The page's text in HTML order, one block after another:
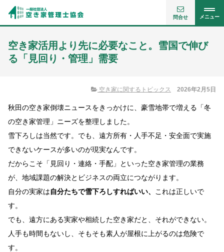
メニュー
問合せ
空き家活用より先に必要なこと。雪国で伸び
る「見回り・管理」需要
空き家に関するトピックス 2026年2月5日
秋田の空き家倒壊ニュースをきっかけに、豪雪地帯で増える「冬
の空き家管理」ニーズを整理しました。
雪下ろしは当然です。でも、遠方所有・人手不足・安全面で実施
できないケースが多いのが現実なんです。
だからこそ「見回り・連絡・手配」といった空き家管理の業務
が、地域課題の解決とビジネスの両立につながります。
自分の実家は自分たちで雪下ろしすればいい、
これは正しいで
す。
でも、遠方にある実家や相続した空き家だと、それができない。
人手も時間もないし、そもそも素人が屋根に上がるのは危険で
す。